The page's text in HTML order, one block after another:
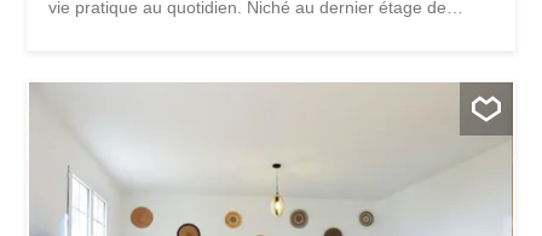
vie pratique au quotidien. Niché au dernier étage de
permettant de profiter pleinement des beaux jours.
appartement en attique idéalement situé. Il présente un
beau potentiel de mise en valeur et permettra à ses futurs
propriétaires de le personnaliser et de le remettre au goût